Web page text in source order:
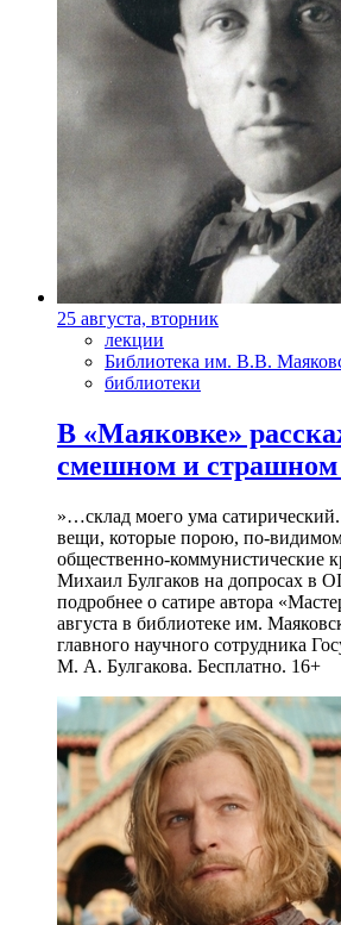
25 августа, вторник
лекции
Библиотека им. В.В.
библиотеки
В «Маяковке»
смешном и страшном
»…склад моего ума
вещи, которые порою, по-
общественно-коммунистические
Михаил Булгаков на допросах в
подробнее о сатире автора
августа в библиотеке им.
главного научного сотрудника
М. А. Булгакова. Бесплатно. 16+